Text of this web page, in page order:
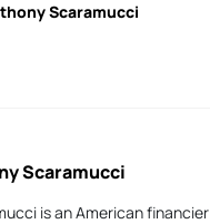
Scaramucci
Scaramucci
is an American